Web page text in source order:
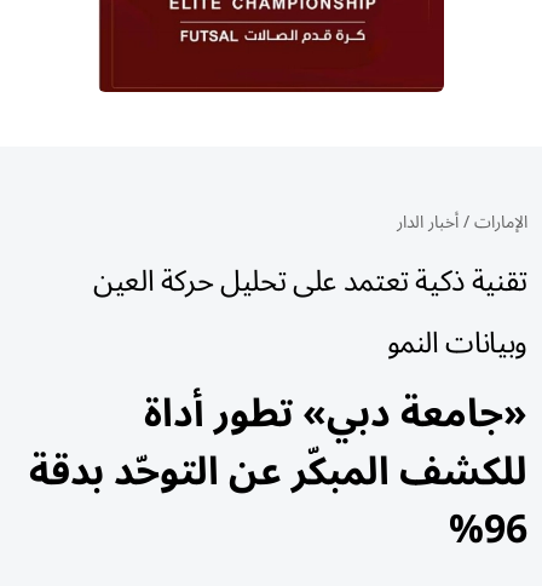
الإمارات/أخبار الدار
تقنية ذكية تعتمد على تحليل حركة العين
وبيانات النمو
«جامعة دبي» تطور أداة
للكشف المبكّر عن التوحّد بدقة
96%